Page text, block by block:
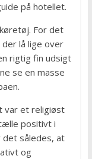
på hotellet.
For det
der lå lige over
rigtig fin udsigt
se en masse
var et religiøst
positivt i
det således, at
og